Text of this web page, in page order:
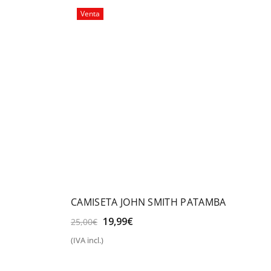
Venta
CAMISETA JOHN SMITH PATAMBA
25,00€ El
original
19,99€El
(IVA incl.)Seleccionar opciones